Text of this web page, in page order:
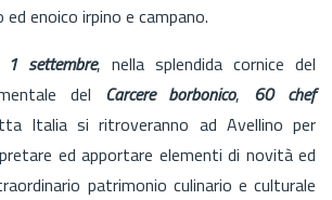
enoico irpino e campano.
settembre, nella splendida cornice del
del Carcere borbonico, 60 chef
Italia si ritroveranno ad Avellino per
ed apportare elementi di novità ed
patrimonio culinario e culturale